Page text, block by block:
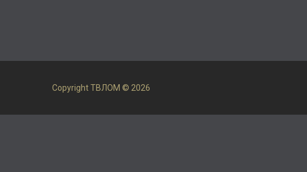
Copyright ТВЛОМ © 2026